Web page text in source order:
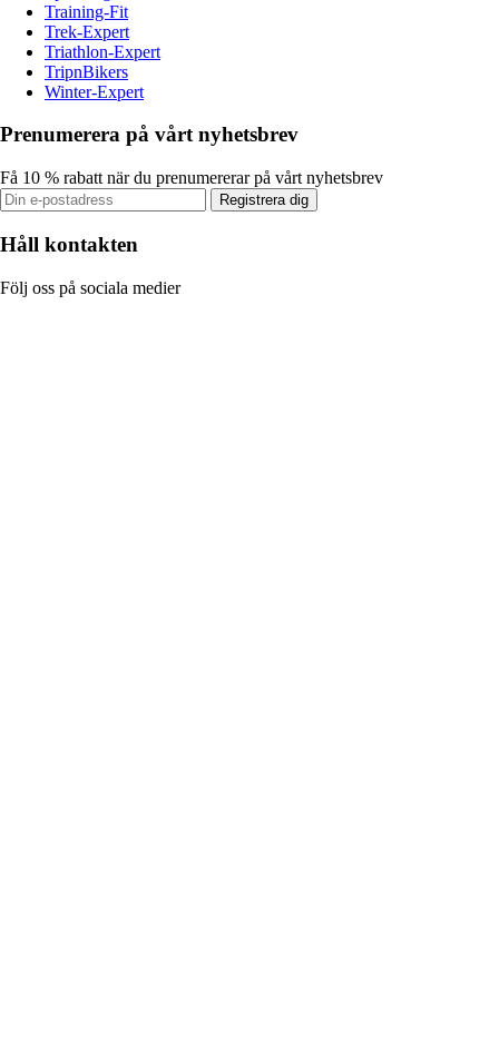
Training-Fit
Trek-Expert
Triathlon-Expert
TripnBikers
Winter-Expert
Prenumerera på vårt nyhetsbrev
Få 10 % rabatt när du prenumererar på vårt nyhetsbrev
Registrera dig
Håll kontakten
Följ oss på sociala medier